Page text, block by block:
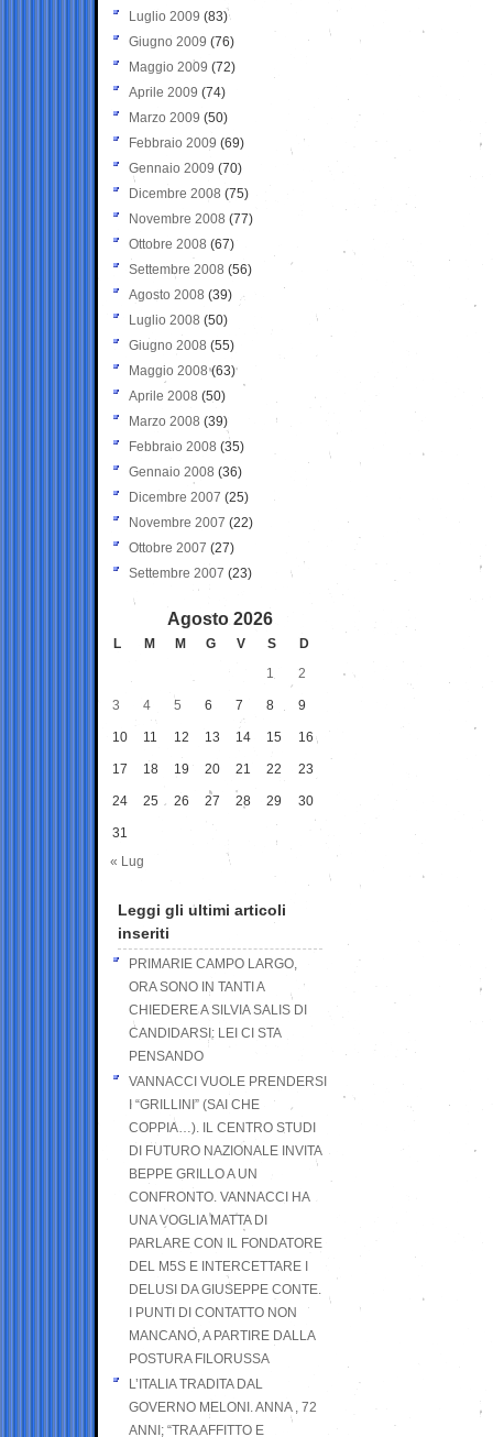
Luglio 2009 (83)
Giugno 2009 (76)
Maggio 2009 (72)
Aprile 2009 (74)
Marzo 2009 (50)
Febbraio 2009 (69)
Gennaio 2009 (70)
Dicembre 2008 (75)
Novembre 2008 (77)
Ottobre 2008 (67)
Settembre 2008 (56)
Agosto 2008 (39)
Luglio 2008 (50)
Giugno 2008 (55)
Maggio 2008(63)
Aprile 2008 (50)
Marzo 2008 (39)
Febbraio 2008 (35)
Gennaio 2008 (36)
Dicembre 2007 (25)
Novembre 2007 (22)
Ottobre 2007 (27)
Settembre 2007 (23)
Agosto 2026
L M M G V S
D
1
2
3 4 5 6 7 8 9
10 11 12 13 14 15 16
17 18 19 20 21 22 23
24 25 26 27 28 29 30
31
« Lug
Leggi gli ultimi articoli
inseriti
PRIMARIE CAMPO LARGO,
ORA SONO IN TANTI A
CHIEDERE A SILVIA SALIS DI
CANDIDARSI: LEI CI STA
PENSANDO
VANNACCI VUOLE PRENDERSI
I “GRILLINI” (SAI CHE
COPPIA…). IL CENTRO STUDI
DI FUTURO NAZIONALE INVITA
BEPPE GRILLO A UN
CONFRONTO. VANNACCI HA
UNA VOGLIA MATTA DI
PARLARE CON IL FONDATORE
DEL M5S E INTERCETTARE I
DELUSI DA GIUSEPPE CONTE.
I PUNTI DI CONTATTO NON
MANCANO, A PARTIRE DALLA
POSTURA FILORUSSA
L’ITALIA TRADITA DAL
GOVERNO MELONI. ANNA , 72
ANNI; “TRA AFFITTO E